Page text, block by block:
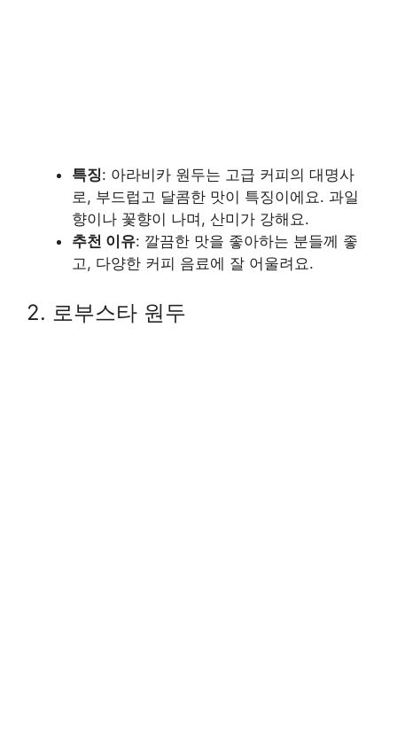
특징: 아라비카 원두는 고급 커피의 대명사
로, 부드럽고 달콤한 맛이 특징이에요. 과일
향이나 꽃향이 나며, 산미가 강해요.
추천 이유: 깔끔한 맛을 좋아하는 분들께 좋
고, 다양한 커피 음료에 잘 어울려요.
2. 로부스타 원두